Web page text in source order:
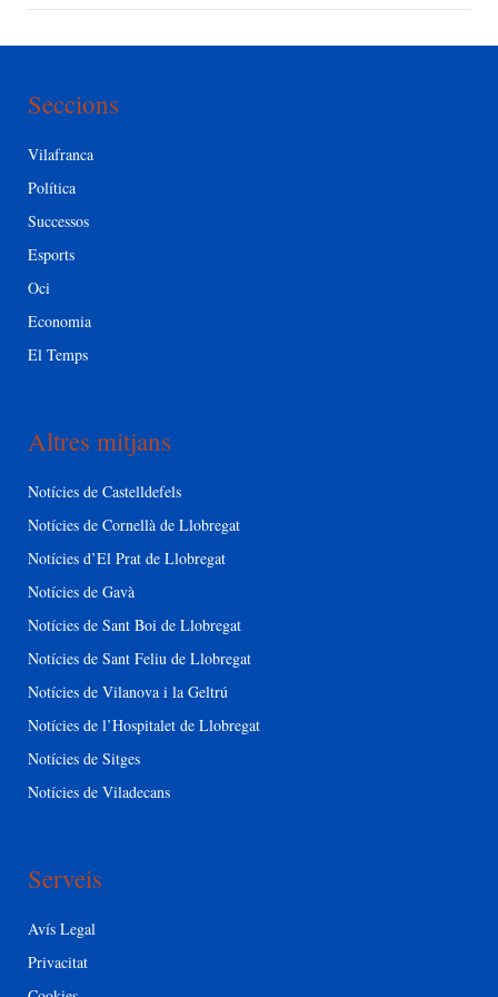
Seccions
Vilafranca
Política
Successos
Esports
Oci
Economia
El Temps
Altres mitjans
Notícies de Castelldefels
Notícies de Cornellà de Llobregat
Notícies d’El Prat de Llobregat
Notícies de Gavà
Notícies de Sant Boi de Llobregat
Notícies de Sant Feliu de Llobregat
Notícies de Vilanova i la Geltrú
Notícies de l’Hospitalet de Llobregat
Notícies de Sitges
Notícies de Viladecans
Serveis
Avís Legal
Privacitat